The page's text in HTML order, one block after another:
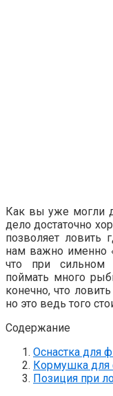
Как вы уже могли
дело достаточно
позволяет ловить
нам важно именно
что при сильном
поймать много
конечно, что
но это ведь того
Содержание
Оснастка для
Кормушка для
Позиция при